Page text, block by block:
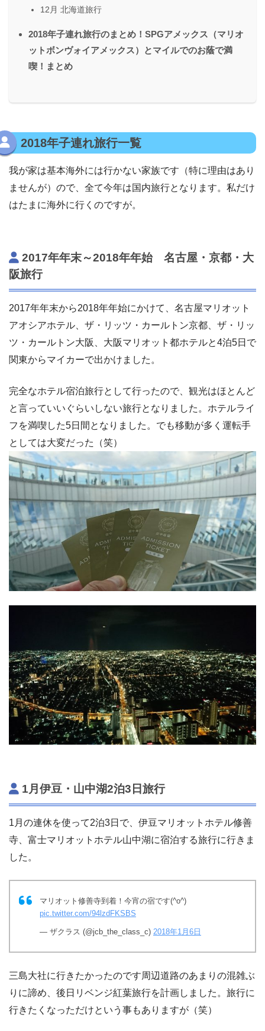
12月 北海道旅行
2018年子連れ旅行のまとめ！SPGアメックス（マリオ
ットボンヴォイアメックス）とマイルでのお蔭で満
喫！まとめ
2018年子連れ旅行一覧
我が家は基本海外には行かない家族です（特に理由はあり
ませんが）ので、全て今年は国内旅行となります。私だけ
はたまに海外に行くのですが。
2017年年末～2018年年始 名古屋・京都・大
阪旅行
2017年年末から2018年年始にかけて、名古屋マリオット
アオシアホテル、ザ・リッツ・カールトン京都、ザ・リッ
ツ・カールトン大阪、大阪マリオット都ホテルと4泊5日で
関東からマイカーで出かけました。
完全なホテル宿泊旅行として行ったので、観光はほとんど
と言っていいぐらいしない旅行となりました。ホテルライ
フを満喫した5日間となりました。でも移動が多く運転手
としては大変だった（笑）
1月伊豆・山中湖2泊3日旅行
1月の連休を使って2泊3日で、伊豆マリオットホテル修善
寺、富士マリオットホテル山中湖に宿泊する旅行に行きま
した。
マリオット修善寺到着！今宵の宿です(^o^)
pic.twitter.com/94lzdFKSBS
— ザクラス (@jcb_the_class_c) 2018年1月6日
三島大社に行きたかったのです周辺道路のあまりの混雑ぶ
りに諦め、後日リベンジ紅葉旅行を計画しました。旅行に
行きたくなっただけという事もありますが（笑）